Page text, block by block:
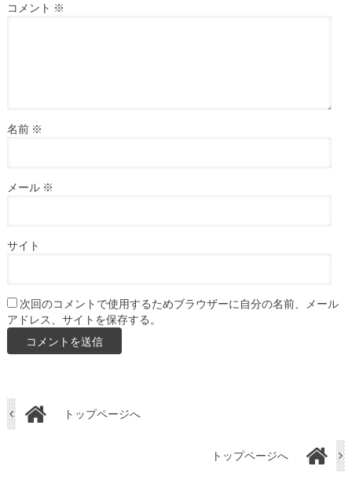
コメント ※
名前 ※
メール ※
サイト
次回のコメントで使用するためブラウザーに自分の名前、メール
アドレス、サイトを保存する。
トップページへ
トップページへ